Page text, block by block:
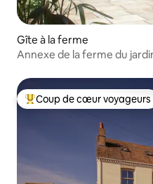
Gîte à la ferme
Annexe de la ferme du
Coups de cœur voyageurs
Coup de cœur voyageurs